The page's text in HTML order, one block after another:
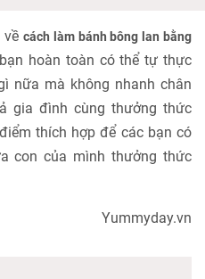
vềcách làm bánh bông lan bằng
hoàn toàn có thể tự thực
nữa mà không nhanh chân
gia đình cùng thưởng thức
thích hợp để các bạn có
con của mình thưởng thức
Yummyday.vn